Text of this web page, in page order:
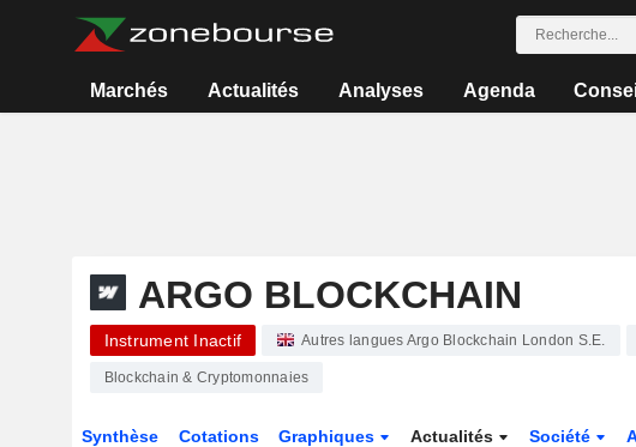
Marchés Actualités Analyses Agenda
ARGO BLOCKCHAIN
Instrument Inactif Autres langues Argo Blockchain London S.E.
Blockchain & Cryptomonnaies
Synthèse Cotations Graphiques Actualités Société